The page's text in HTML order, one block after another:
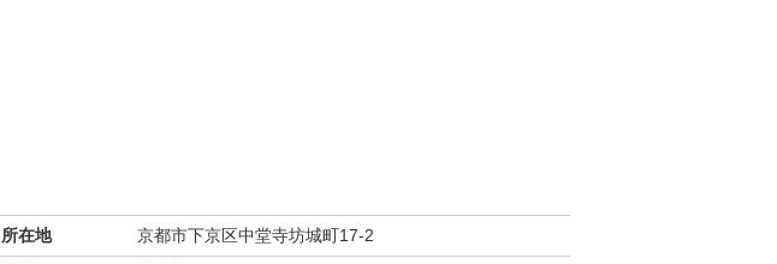
所在地 京都市下京区中堂寺坊城町17-2